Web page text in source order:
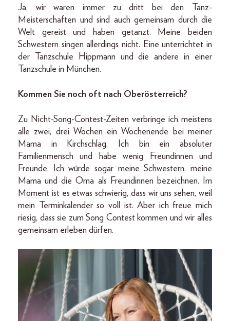
Ja, wir waren immer zu dritt bei den Tanz-
Meisterschaften und sind auch gemeinsam durch die
Welt gereist und haben getanzt. Meine beiden
Schwestern singen allerdings nicht. Eine unterrichtet in
der Tanzschule Hippmann und die andere in einer
Tanzschule in München.
Kommen Sie noch oft nach Oberösterreich?
Zu Nicht-Song-Contest-Zeiten verbringe ich meistens
alle zwei, drei Wochen ein Wochenende bei meiner
Mama in Kirchschlag. Ich bin ein absoluter
Familienmensch und habe wenig Freundinnen und
Freunde. Ich würde sogar meine Schwestern, meine
Mama und die Oma als Freundinnen bezeichnen. Im
Moment ist es etwas schwierig, dass wir uns sehen, weil
mein Terminkalender so voll ist. Aber ich freue mich
riesig, dass sie zum Song Contest kommen und wir alles
gemeinsam erleben dürfen.